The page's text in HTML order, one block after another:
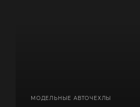
МОДЕЛЬНЫЕ АВТОЧЕХЛЫ